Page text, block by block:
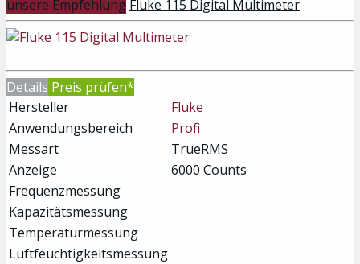
unsere Empfehlung Fluke 115 Digital Multimeter
Details Preis prüfen*
Hersteller
Fluke
Anwendungsbereich
Profi
Messart
TrueRMS
Anzeige
6000 Counts
Frequenzmessung
Kapazitätsmessung
Temperaturmessung
Luftfeuchtigkeitsmessung